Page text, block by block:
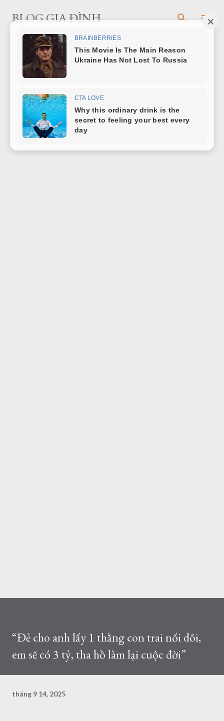
Chuyển đến nội dung chính
BLOG GIA ĐÌNH
“Đẻ cho anh lấy 1 thằng con trai nối dõi,
em sẽ có 3 tỷ, tha hồ làm lại cuộc đời”
tháng 9 14, 2025